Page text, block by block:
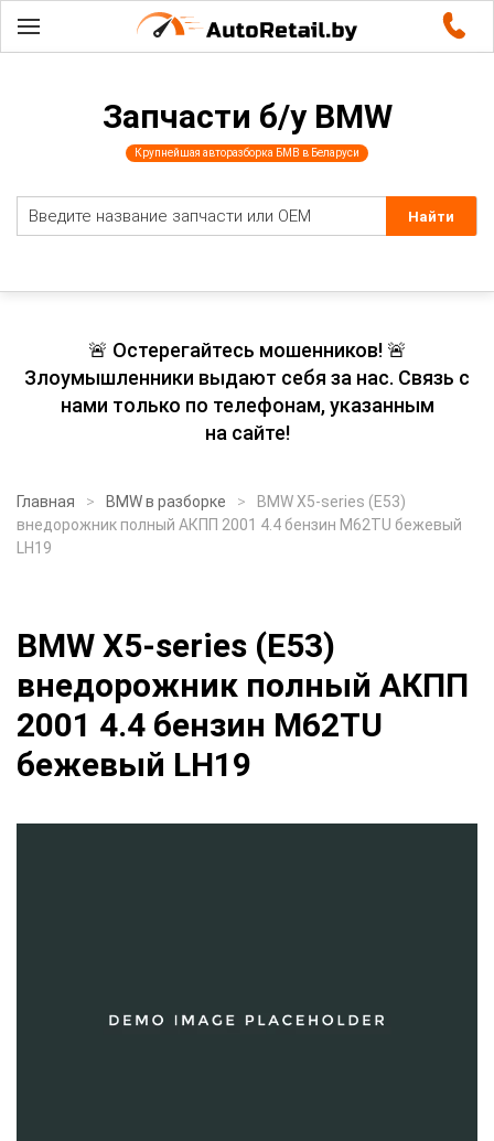
Запчасти б/у BMW
Крупнейшая авторазборка БМВ в Беларуси
🚨 Остерегайтесь мошенников! 🚨
Злоумышленники выдают себя за нас. Связь с
нами только по телефонам, указанным
на сайте!
Главная BMW в разборке
BMW X5-series (E53)
внедорожник полный АКПП 2001 4.4 бензин M62TU бежевый
LH19
BMW X5-series (E53)
внедорожник полный АКПП
2001 4.4 бензин M62TU
бежевый LH19